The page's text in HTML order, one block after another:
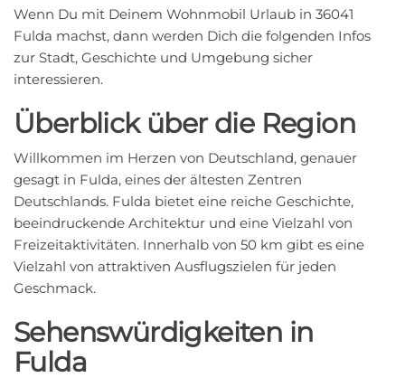
Wenn Du mit Deinem Wohnmobil Urlaub in 36041
Fulda machst, dann werden Dich die folgenden Infos
zur Stadt, Geschichte und Umgebung sicher
interessieren.
Überblick über die Region
Willkommen im Herzen von Deutschland, genauer
gesagt in Fulda, eines der ältesten Zentren
Deutschlands. Fulda bietet eine reiche Geschichte,
beeindruckende Architektur und eine Vielzahl von
Freizeitaktivitäten. Innerhalb von 50 km gibt es eine
Vielzahl von attraktiven Ausflugszielen für jeden
Geschmack.
Sehenswürdigkeiten in
Fulda